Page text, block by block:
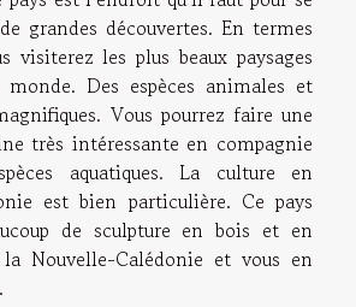
grandes découvertes. En termes
visiterez les plus beaux paysages
Des espèces animales et
Vous pourrez faire une
très intéressante en compagnie
aquatiques. La culture en
est bien particulière. Ce pays
de sculpture en bois et en
Nouvelle-Calédonie et vous en